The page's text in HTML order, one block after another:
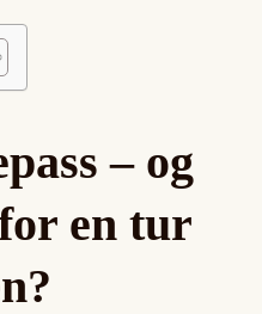
– og
en tur